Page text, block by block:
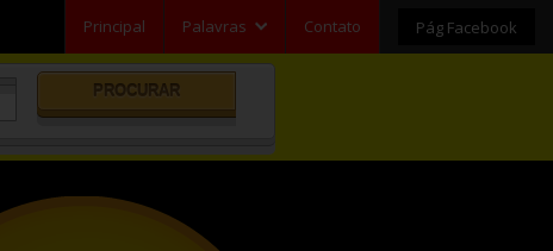
Principal Palavras
Pesquisar
Contato Pág Facebook